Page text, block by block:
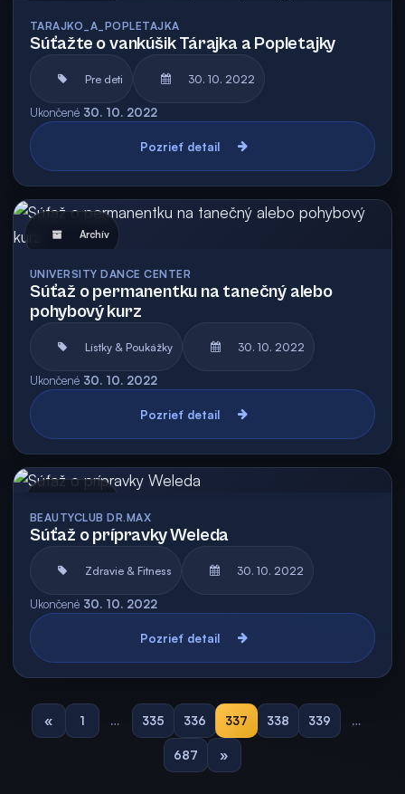
TARAJKO_A_POPLETAJKA
Súťažte o vankúšik Tárajka a Popletajky
Pre deti 30. 10. 2022
Ukončené 30. 10. 2022
Pozrieť detail
Archív
UNIVERSITY DANCE CENTER
Súťaž o permanentku na tanečný alebo
pohybový kurz
Lístky & Poukážky 30. 10. 2022
Ukončené 30. 10. 2022
Pozrieť detail
BEAUTYCLUB DR.MAX
Súťaž o prípravky Weleda
Zdravie & Fitness 30. 10. 2022
Ukončené 30. 10. 2022
Pozrieť detail
« 1 … 335 336 337 338 339 …
687 »